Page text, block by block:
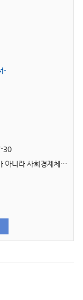
-
30
서문 돌봄이라는 주제 돌봄을 논한다는 것은 가정사 논의가 아니라 사회경제체제 발전과 나아가 글로벌 발전과 관련해서 돌봄을 논한다는 뜻이다. 따라서 돌봄 상황을 개선하려면 돌봄을 정치..